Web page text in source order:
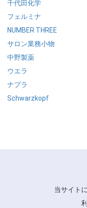
Mark U
PEACE
STAGE WORKSシリー
千代田化学
DELAXIORシリーズ
フェルミナ
クリムヴィータ
NUMBER THREE
STYLE me
サロン業務小物
NBAA
中野製薬
CURLX
GLAMOROUS CURL
HAIR FRESH
ウエラ
KolorMotion+
EIMI
ナプラ
IMPRIME シリーズ
Schwarzkopf
当サイト